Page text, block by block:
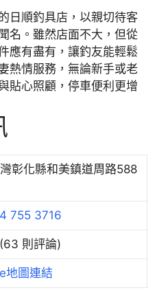
日順釣具店，以親切待客
名。雖然店面不大，但從
應有盡有，讓釣友能輕鬆
熱情服務，無論新手或老
貼心照顧，停車便利更增
彰化縣和美鎮道周路588
755 3716
則評論)
地圖連結